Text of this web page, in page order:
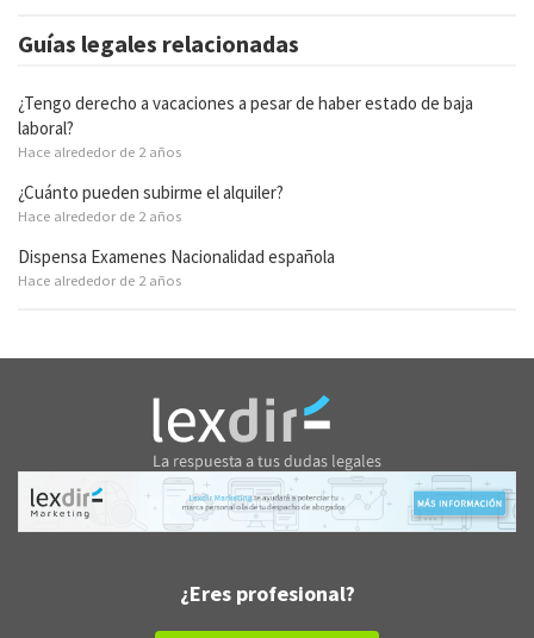
Guías legales relacionadas
¿Tengo derecho a vacaciones a pesar de haber estado de baja
laboral?
Hace alrededor de 2 años
¿Cuánto pueden subirme el alquiler?
Hace alrededor de 2 años
Dispensa Examenes Nacionalidad española
Hace alrededor de 2 años
¿Eres profesional?